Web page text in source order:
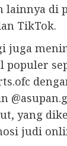
lainnya di
TikTok.
juga
populer
yang
judi